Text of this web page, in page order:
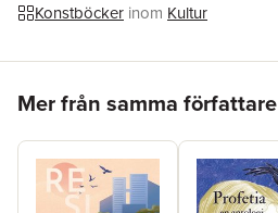
Konstböcker inom Kultur
Mer från samma författare